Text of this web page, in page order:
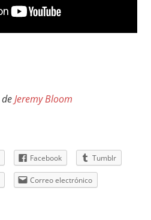
deJeremy Bloom
Facebook Tumblr
Correo electrónico